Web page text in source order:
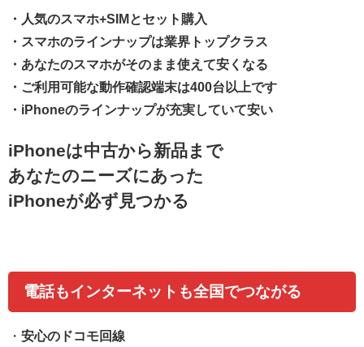
・人気のスマホ+SIMとセット購入
・スマホのラインナップは業界トップクラス
・あなたのスマホがそのまま使えて安くなる
・ご利用可能な動作確認端末は400台以上です
・iPhoneのラインナップが充実していて安い
iPhoneは中古から新品まで
あなたのニーズにあった
iPhoneが必ず見つかる
電話もインターネットも全国でつながる
・ 安心のドコモ回線